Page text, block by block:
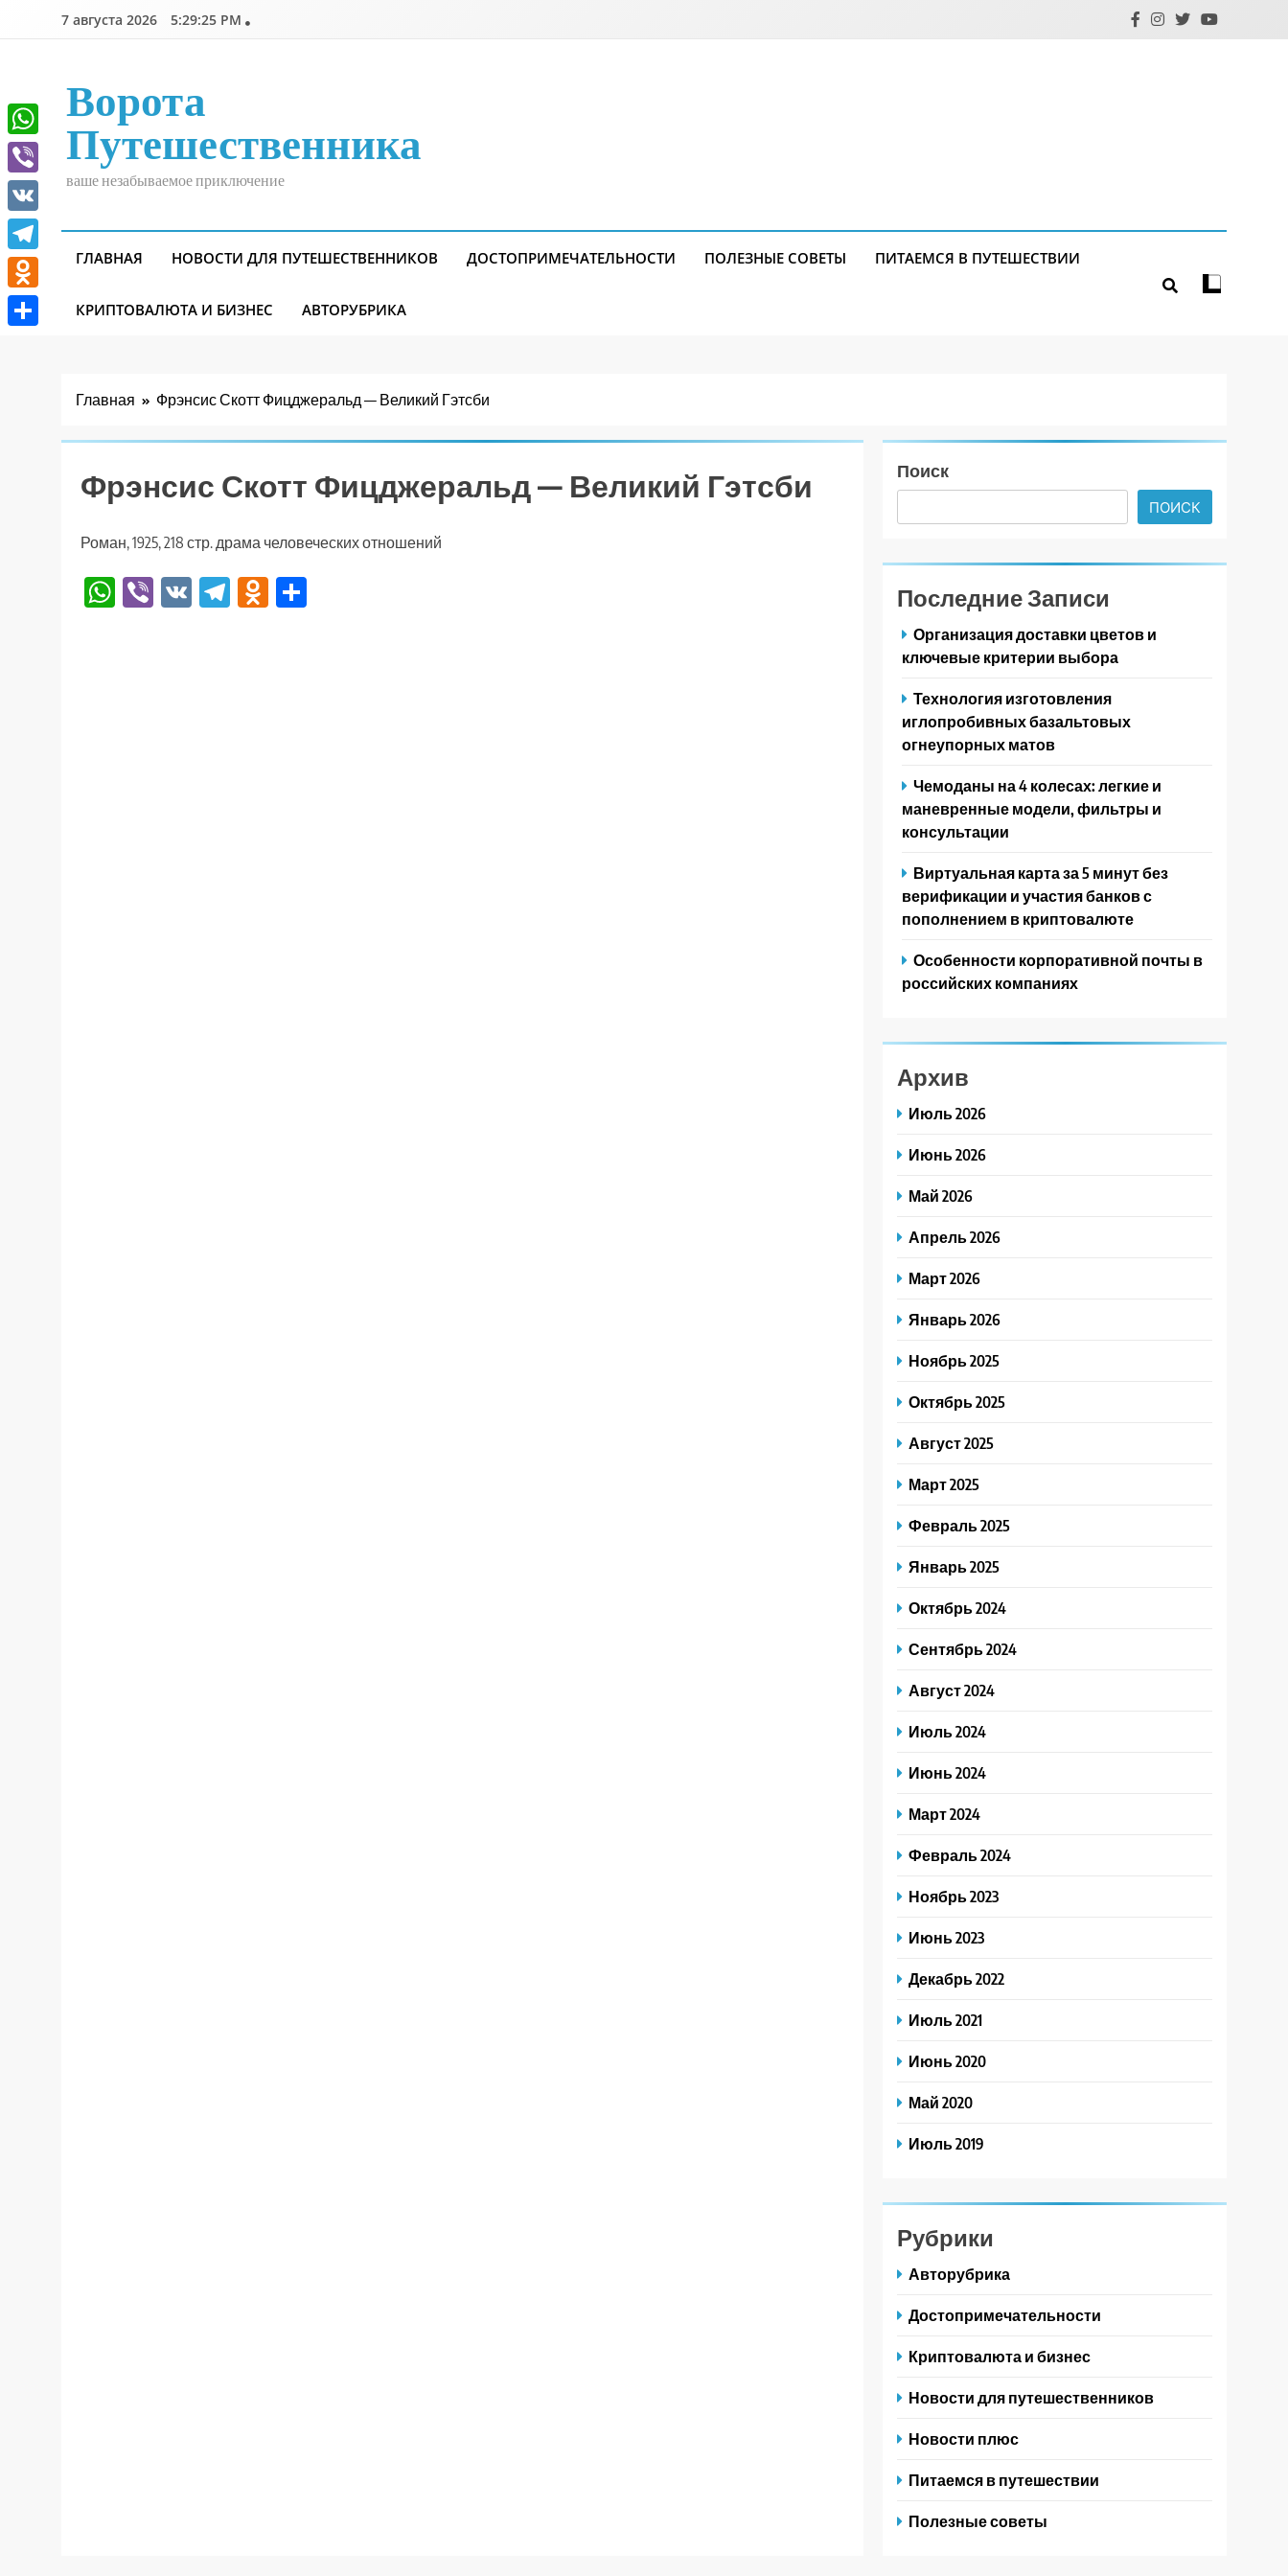
7 августа 2026 5:29:26 PM
Ворота
Путешественника
ваше незабываемое приключение
ГЛАВНАЯ НОВОСТИ ДЛЯ ПУТЕШЕСТВЕННИКОВ ДОСТОПРИМЕЧАТЕЛЬНОСТИ ПОЛЕЗНЫЕ СОВЕТЫ ПИТАЕМСЯ В ПУТЕШЕСТВИИ
КРИПТОВАЛЮТА И БИЗНЕС АВТОРУБРИКА
Главная Фрэнсис Скотт Фицджеральд — Великий Гэтсби
Фрэнсис Скотт Фицджеральд — Великий Гэтсби
Роман, 1925, 218 стр. драма человеческих отношений
WhatsApp
Viber
VK TelegramOdnoklassniki
Поиск
ПОИСК
Последние Записи
Организация доставки цветов и
ключевые критерии выбора
Технология изготовления
иглопробивных базальтовых
огнеупорных матов
Чемоданы на 4 колесах: легкие и
маневренные модели, фильтры и
консультации
Виртуальная карта за 5 минут без
верификации и участия банков с
пополнением в криптовалюте
Особенности корпоративной почты в
российских компаниях
Архив
Июль 2026
Июнь 2026
Май 2026
Апрель 2026
Март 2026
Январь 2026
Ноябрь 2025
Октябрь 2025
Август 2025
Март 2025
Февраль 2025
Январь 2025
Октябрь 2024
Сентябрь 2024
Август 2024
Июль 2024
Июнь 2024
Март 2024
Февраль 2024
Ноябрь 2023
Июнь 2023
Декабрь 2022
Июль 2021
Июнь 2020
Май 2020
Июль 2019
Рубрики
Авторубрика
Достопримечательности
Криптовалюта и бизнес
Новости для путешественников
Новости плюс
Питаемся в путешествии
Полезные советы
WhatsApp
Viber
VK
Telegram
Odnoklassniki